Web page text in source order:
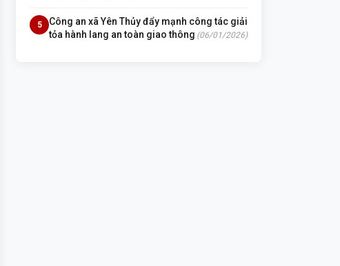
5
Công an xã Yên Thủy đẩy mạnh công tác giải
tỏa hành lang an toàn giao thông (06/01/2026)